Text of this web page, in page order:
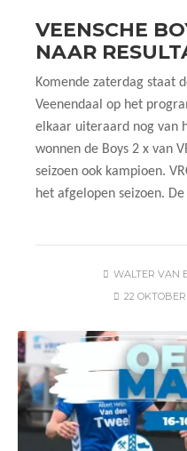
VEENSCHE
NAAR
Komende zaterdag staat
Veenendaal op het
elkaar uiteraard nog van
wonnen de Boys 2 x van
seizoen ook kampioen.
het afgelopen seizoen.
WALTER VAN
22